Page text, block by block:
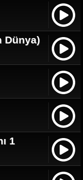
Dünya)
1